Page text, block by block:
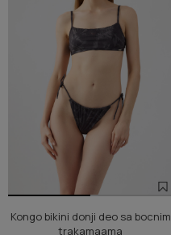
Kongo bikini donji deo sa bocnim
trakamaama